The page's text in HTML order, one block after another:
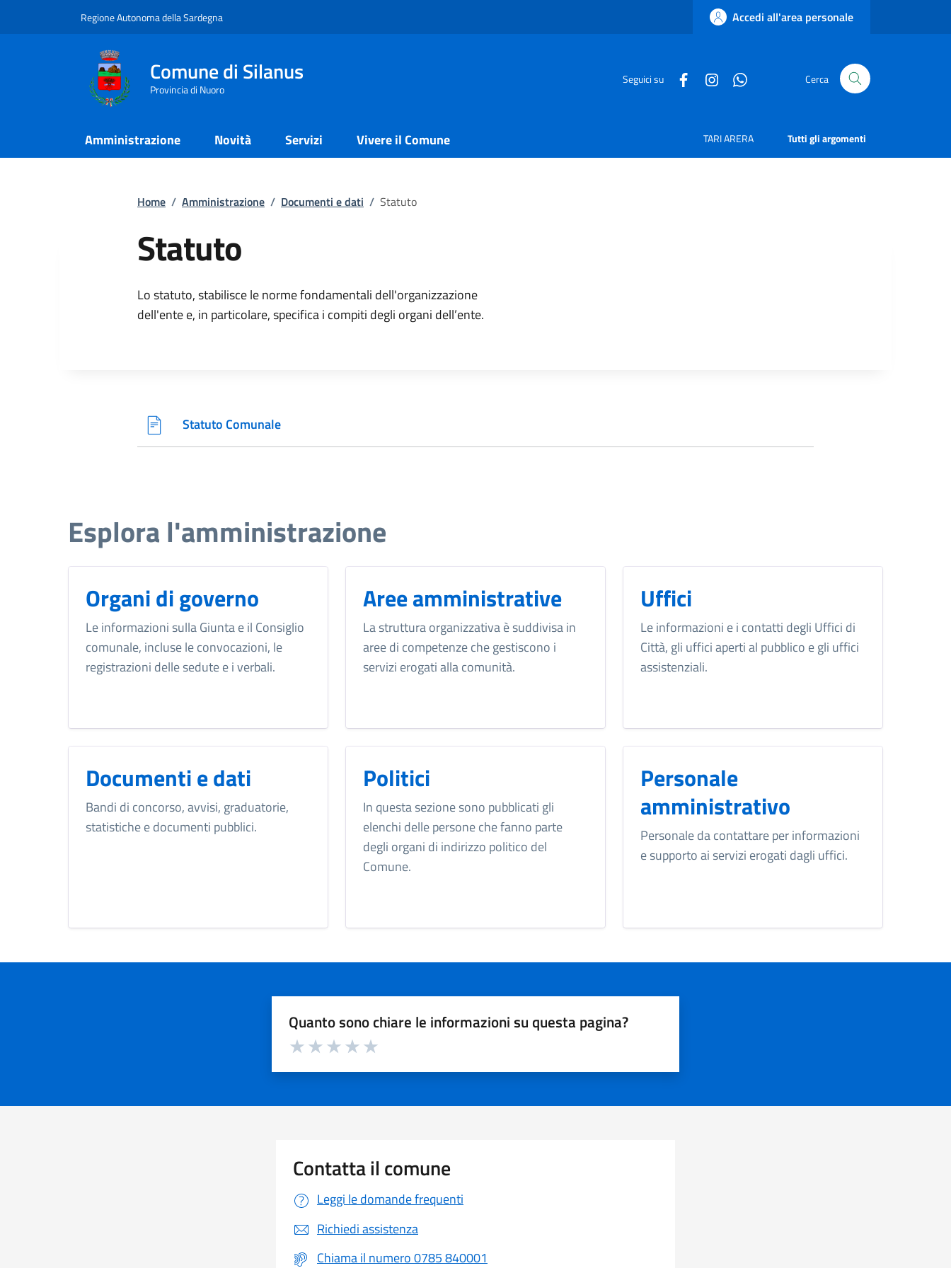
Regione Autonoma della Sardegna Accedi all'area personale
Comune di Silanus
Provincia di Nuoro
Seguici su Cerca
Amministrazione Novità Servizi Vivere il Comune TARI ARERA Tutti gli argomenti
Home / Amministrazione / Documenti e dati / Statuto
Statuto
Lo statuto, stabilisce le norme fondamentali dell'organizzazione
dell'ente e, in particolare, specifica i compiti degli organi dell’ente.
Statuto Comunale
Esplora l'amministrazione
Organi di governo
Le informazioni sulla Giunta e il Consiglio
comunale, incluse le convocazioni, le
registrazioni delle sedute e i verbali.
Aree amministrative
La struttura organizzativa è suddivisa in
aree di competenze che gestiscono i
servizi erogati alla comunità.
Uffici
Le informazioni e i contatti degli Uffici di
Città, gli uffici aperti al pubblico e gli uffici
assistenziali.
Documenti e dati
Bandi di concorso, avvisi, graduatorie,
statistiche e documenti pubblici.
Politici
In questa sezione sono pubblicati gli
elenchi delle persone che fanno parte
degli organi di indirizzo politico del
Comune.
Personale
amministrativo
Personale da contattare per informazioni
e supporto ai servizi erogati dagli uffici.
Quanto sono chiare le informazioni su questa pagina?
Valuta da 1 a 5 stelle la pagina
Contatta il comune
Leggi le domande frequenti
Richiedi assistenza
Chiama il numero 0785 840001